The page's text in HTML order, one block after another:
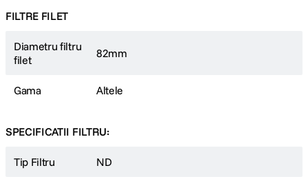
FILTRE FILET
Diametru filtru
filet
82mm
Gama Altele
SPECIFICATII FILTRU:
Tip Filtru ND